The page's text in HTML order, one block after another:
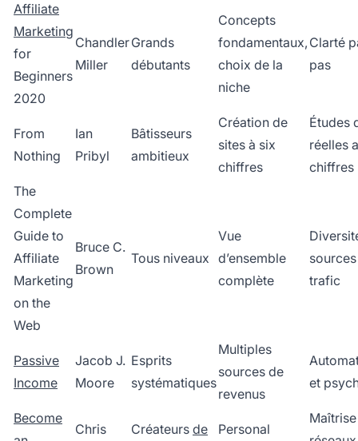
Affiliate
Marketing
for
Beginners
2020
Chandler
Miller
Grands
débutants
Concepts
fondamentaux,
choix de la
niche
Clarté
pas
From
Nothing
Ian
Pribyl
Bâtisseurs
ambitieux
Création de
sites à six
chiffres
Études
réelles
chiffres
The
Complete
Guide to
Affiliate
Marketing
on the
Web
Bruce C.
Brown
Tous niveaux
Vue
d’ensemble
complète
trafic
Passive
Income
Jacob J.
Moore
Esprits
systématiques
Multiples
sources de
revenus
et
Become
Chris Créateurs de Personal